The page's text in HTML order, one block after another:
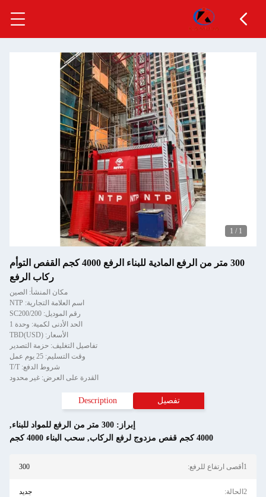
1
/
1
300 متر من الرفع المادية للبناء الرفع 4000 كجم القفص التوأم
ركاب الرفع
مكان المنشأ: الصين
اسم العلامة التجارية: NTP
رقم الموديل: SC200/200
الحد الأدنى لكمية: وحدة 1
الأسعار: TBD(USD)
تفاصيل التغليف: حزمة التصدير
وقت التسليم: 25 يوم عمل
شروط الدفع: T/T
القدرة على العرض: غير محدود
تفصيل Description
إبراز: 300 متر من الرفع للمواد للبناء
,
4000 كجم قفص مزدوج لرفع الركاب
, سحب البناء 4000 كجم
1أقصى ارتفاع للرفع: 300
2الحالة: جديد